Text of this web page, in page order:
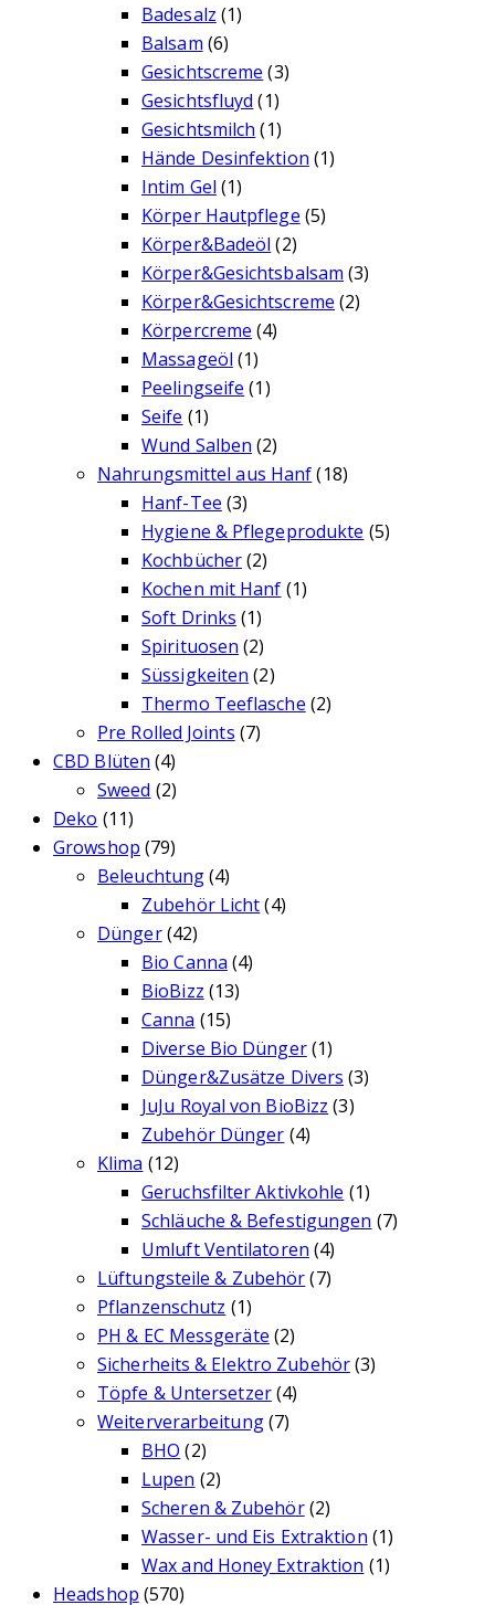
Badesalz (1)
Balsam (6)
Gesichtscreme (3)
Gesichtsfluyd (1)
Gesichtsmilch (1)
Hände Desinfektion (1)
Intim Gel (1)
Körper Hautpflege (5)
Körper&Badeöl (2)
Körper&Gesichtsbalsam (3)
Körper&Gesichtscreme (2)
Körpercreme (4)
Massageöl (1)
Peelingseife (1)
Seife (1)
Wund Salben (2)
Nahrungsmittel aus Hanf (18)
Hanf-Tee (3)
Hygiene & Pflegeprodukte (5)
Kochbücher(2)
Kochen mit Hanf (1)
Soft Drinks (1)
Spirituosen (2)
Süssigkeiten (2)
Thermo Teeflasche (2)
Pre Rolled Joints (7)
CBD Blüten (4)
Sweed (2)
Deko (11)
Growshop (79)
Beleuchtung(4)
Zubehör Licht (4)
Dünger(42)
Bio Canna (4)
BioBizz (13)
Canna (15)
Diverse Bio Dünger(1)
Dünger&Zusätze Divers (3)
JuJu Royal von BioBizz (3)
Zubehör Dünger (4)
Klima (12)
Geruchsfilter Aktivkohle (1)
Schläuche & Befestigungen (7)
Umluft Ventilatoren (4)
Lüftungsteile & Zubehör (7)
Pflanzenschutz (1)
PH & EC Messgeräte (2)
Sicherheits & Elektro Zubehör(3)
Töpfe & Untersetzer(4)
Weiterverarbeitung(7)
BHO (2)
Lupen (2)
Scheren & Zubehör(2)
Wasser- und Eis Extraktion (1)
Wax and Honey Extraktion (1)
Headshop (570)